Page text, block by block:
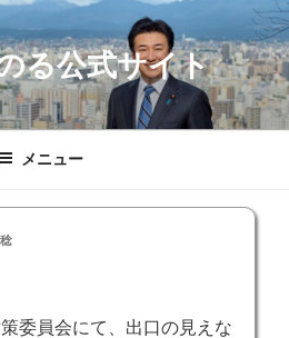
る公式サイト
メニュー
委員会にて、出口の見えな